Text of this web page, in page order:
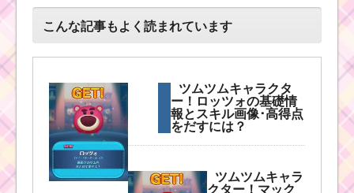
とスキル画像･高
得点をだすに
は？
ツムツム7月イベント
「海賊のお宝探し」の
キャラクターボーナス
値と有利なキャラ
こんな記事もよく読まれています
ツムツムキャラクタ
ー！ロッツォの基礎情
報とスキル画像･高得点
をだすには？
ツムツムキャラ
クター！マック